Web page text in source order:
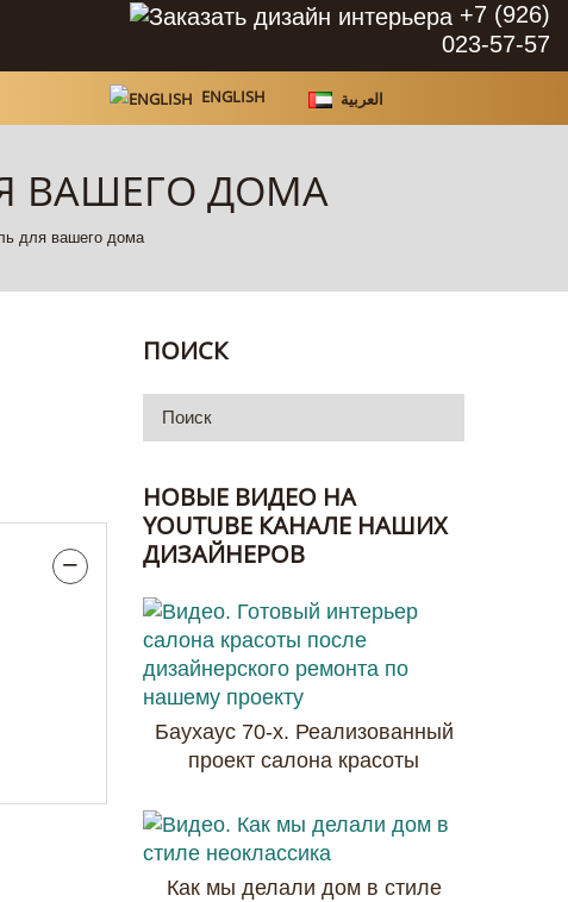
+7 (926)
023-57-57
ENGLISH العربية
ВАШЕГО ДОМА
для вашего дома
ПОИСК
НОВЫЕ ВИДЕО НА
YOUTUBE КАНАЛЕ НАШИХ
ДИЗАЙНЕРОВ
Баухаус 70-х. Реализованный
проект салона красоты
Как мы делали дом в стиле